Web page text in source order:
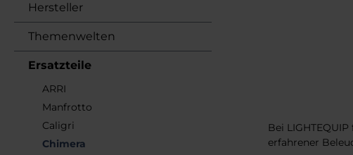
Hersteller
Themenwelten
Ersatzteile
ARRI
Manfrotto
Caligri
Chimera
Bei
erfahrener